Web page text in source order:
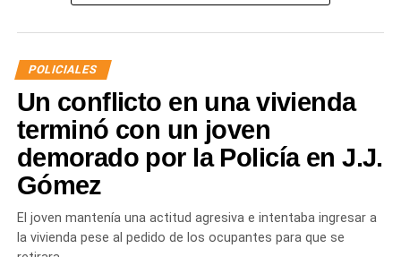
calidad de secuestro y queden a disposición de la
POLICIALES
Un conflicto en una vivienda
terminó con un joven
demorado por la Policía en J.J.
Gómez
El joven mantenía una actitud agresiva e intentaba ingresar a
la vivienda pese al pedido de los ocupantes para que se